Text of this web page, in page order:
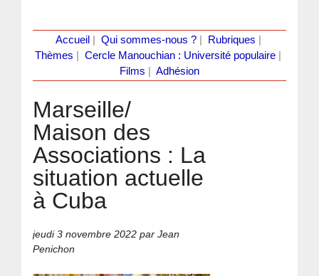
Accueil Qui sommes-nous ?| Rubriques
Thèmes
Cercle Manouchian : Université populaire
Films
Adhésion
Marseille/
Maison des
Associations : La
situation actuelle
à Cuba
jeudi 3 novembre 2022 par Jean
Penichon